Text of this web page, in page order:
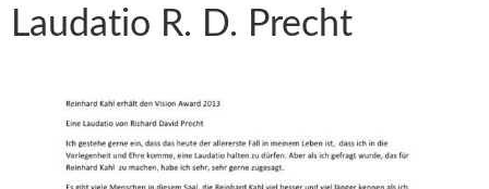
Laudatio R. D. Precht